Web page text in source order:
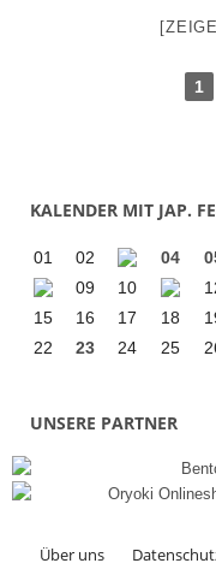
1
KALENDER MIT JAP.
01 02 04
09
10
15
16 17 18
22
23 24 25
UNSERE PARTNER
Über uns